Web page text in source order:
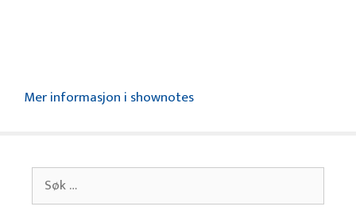
Mer informasjon i shownotes
Søk
etter: